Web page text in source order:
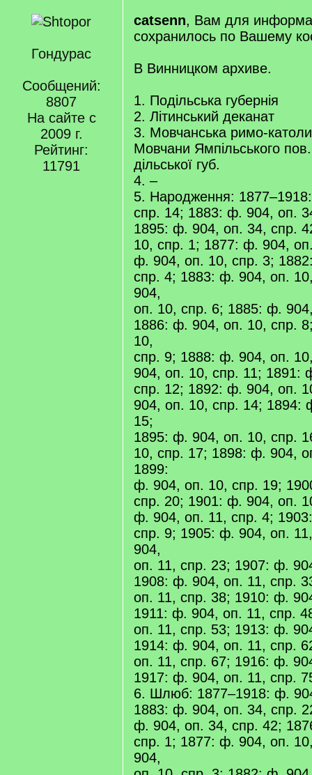
Гондурас
Сообщений:
8807
На сайте с
2009 г.
Рейтинг:
11791
catsenn, Вам для
сохранилось по Вашему
В Винницком архиве.
1. Подільська губернія
2. Літинський деканат
3. Мовчанська римо-
Мовчани Ямпільського
дільської губ.
4. –
5. Народження:
спр. 14; 1883: ф. 904, оп.
1895: ф. 904, оп. 34, спр.
10, спр. 1; 1877: ф. 904,
ф. 904, оп. 10, спр. 3;
спр. 4; 1883: ф. 904, оп.
904,
оп. 10, спр. 6; 1885: ф.
1886: ф. 904, оп. 10, спр.
10,
спр. 9; 1888: ф. 904, оп.
904, оп. 10, спр. 11; 1891:
спр. 12; 1892: ф. 904, оп.
904, оп. 10, спр. 14; 1894:
15;
1895: ф. 904, оп. 10, спр.
10, спр. 17; 1898: ф. 904,
1899:
ф. 904, оп. 10, спр. 19;
спр. 20; 1901: ф. 904, оп.
ф. 904, оп. 11, спр. 4;
спр. 9; 1905: ф. 904, оп.
904,
оп. 11, спр. 23; 1907: ф.
1908: ф. 904, оп. 11, спр.
оп. 11, спр. 38; 1910: ф.
1911: ф. 904, оп. 11, спр.
оп. 11, спр. 53; 1913: ф.
1914: ф. 904, оп. 11, спр.
оп. 11, спр. 67; 1916: ф.
1917: ф. 904, оп. 11, спр.
6. Шлюб: 1877–1918: ф.
1883: ф. 904, оп. 34, спр.
ф. 904, оп. 34, спр. 42;
спр. 1; 1877: ф. 904, оп.
904,